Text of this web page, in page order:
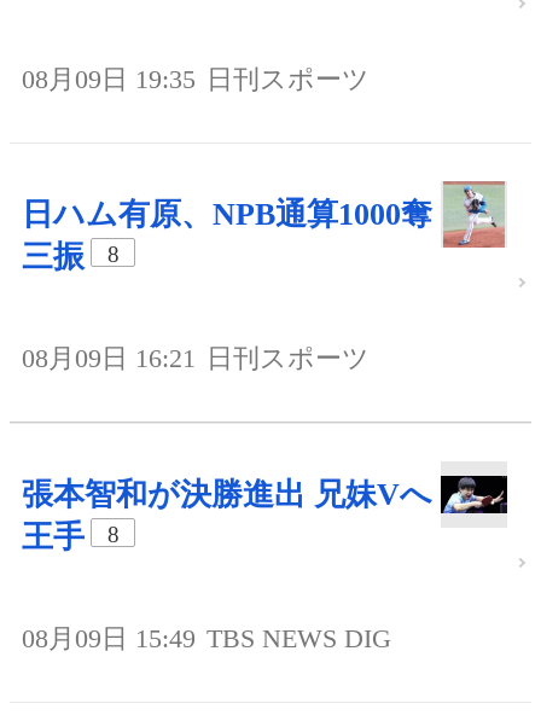
08月09日 19:35 日刊スポーツ
日ハム有原、NPB通算1000奪
三振
8
08月09日 16:21 日刊スポーツ
張本智和が決勝進出 兄妹Vへ
王手
8
08月09日 15:49 TBS NEWS DIG